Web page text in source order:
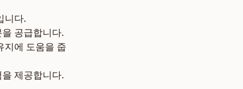
니다.
공급합니다.
지에 도움을 줍
제공합니다.